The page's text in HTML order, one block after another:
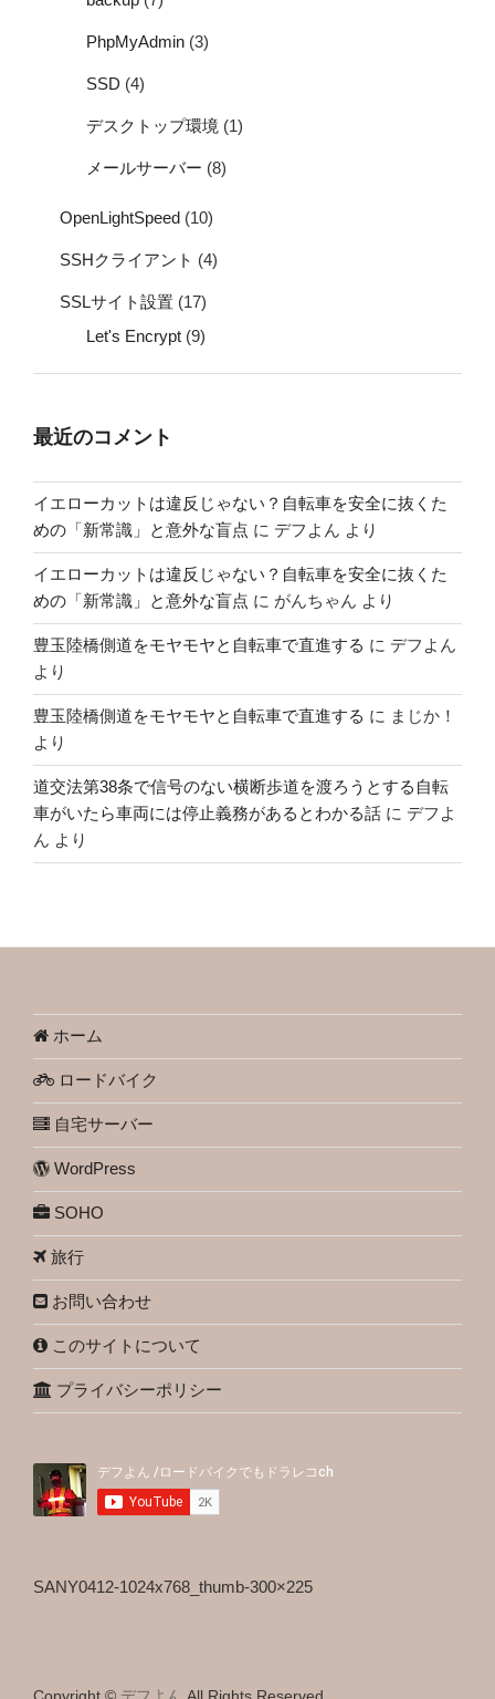
PhpMyAdmin (3)
SSD (4)
デスクトップ環境 (1)
メールサーバー (8)
OpenLightSpeed (10)
SSHクライアント (4)
SSLサイト設置 (17)
Let's Encrypt (9)
最近のコメント
イエローカットは違反じゃない？自転車を安全に抜くた
めの「新常識」と意外な盲点 に デフよん より
イエローカットは違反じゃない？自転車を安全に抜くた
めの「新常識」と意外な盲点 に がんちゃん より
豊玉陸橋側道をモヤモヤと自転車で直進する に デフよん
より
豊玉陸橋側道をモヤモヤと自転車で直進する に まじか！
より
道交法第38条で信号のない横断歩道を渡ろうとする自転
車がいたら車両には停止義務があるとわかる話 に デフよ
ん より
ホーム
ロードバイク
自宅サーバー
WordPress
SOHO
旅行
お問い合わせ
このサイトについて
プライバシーポリシー
SANY0412-1024x768_thumb-300×225